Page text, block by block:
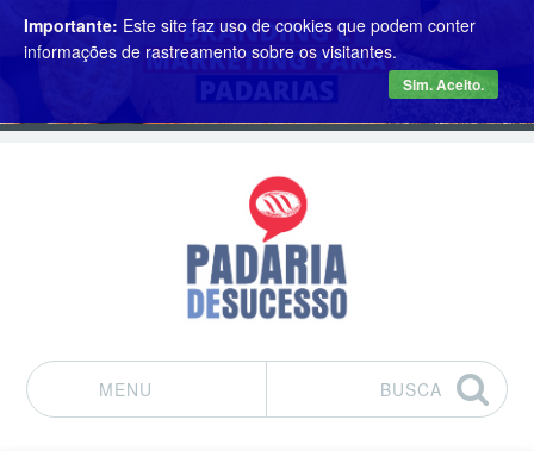
MENU
BUSCA
Importante: Este site faz uso de cookies que podem conter
informações de rastreamento sobre os visitantes.
Sim. Aceito.